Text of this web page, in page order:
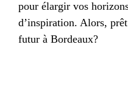
pour élargir vos
d’inspiration. Alors,
futur à Bordeaux?